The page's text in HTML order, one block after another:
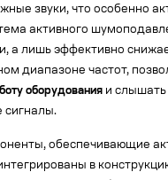
звуки, что особенно
активного
а лишь эффективно
диапазоне частот,
оборудования и слышать
обеспечивающие
в